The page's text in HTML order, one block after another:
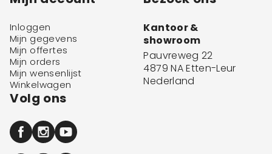
Inloggen
Mijn gegevens
Mijn offertes
Mijn orders
Mijn wensenlijst
Winkelwagen
Kantoor &
showroom
Pauvreweg 22
4879 NA Etten-Leur
Nederland
Volg ons